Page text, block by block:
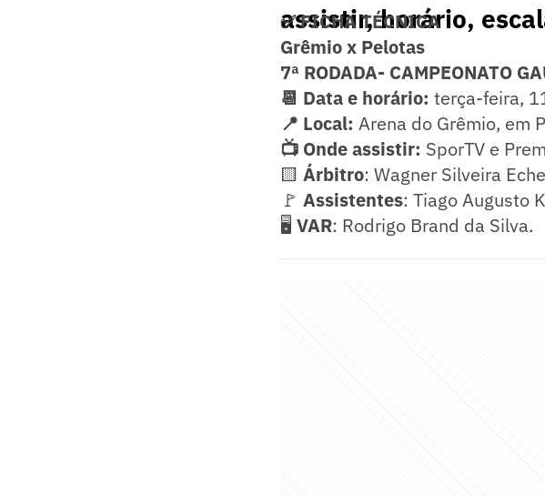
assistir, horário,
✅ FICHA TÉCNICA
Grêmio x Pelotas
7ª RODADA- CAMPEONATO
📆 Data e horário: terça-feira,
📍 Local: Arena do Grêmio, em
📺 Onde assistir: SporTV e
🟨 Árbitro: Wagner Silveira
🚩 Assistentes: Tiago Augusto
🖥️ VAR: Rodrigo Brand da Silva.